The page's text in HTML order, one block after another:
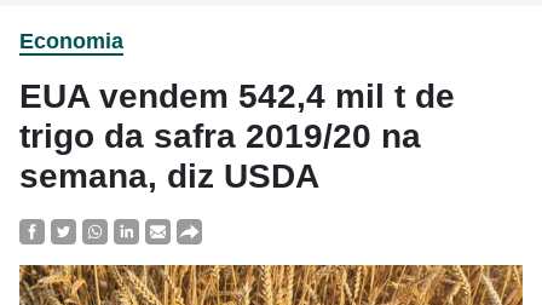
Economia
EUA vendem 542,4 mil t de
trigo da safra 2019/20 na
semana, diz USDA